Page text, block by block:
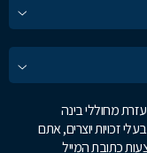
מחוללי בינה
זכויות יוצרים, אתם
כתובת המייל